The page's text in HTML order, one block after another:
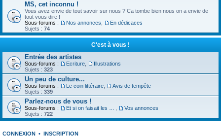
MS, cet inconnu !
Vous avez envie de tout savoir sur nous ? Ca tombe bien nous on a envie de
tout vous dire !
Sous-forums :
Nos annonces
En dédicaces
Sujets : 74
C'est à vous !
Entrée des artistes
Sous-forums : Ecriture
Illustrations
Sujets : 323
Un peu de culture...
Sous-forums : Le coin littéraire
Avis de tempête
Sujets : 339
Parlez-nous de vous !
Sous-forums :
Vos annonces
Sujets : 722
CONNEXION • INSCRIPTION